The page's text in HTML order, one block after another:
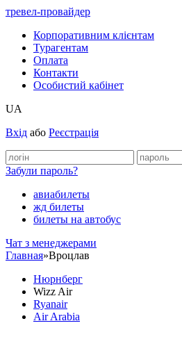
тревел-провайдер
Корпоративним клієнтам
Турагентам
Оплата
Контакти
Особистий кабінет
UA
Вхід або Реєстрація
Забули пароль?
авиабилеты
жд билеты
билеты на автобус
Чат з менеджерами
Главная»Вроцлав
Нюрнберг
Wizz Air
Ryanair
Air Arabia